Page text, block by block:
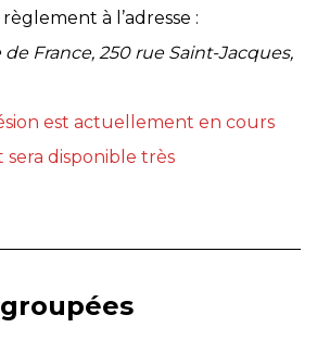
à l’adresse :
France, 250 rue Saint-Jacques,
est actuellement en cours
disponible très